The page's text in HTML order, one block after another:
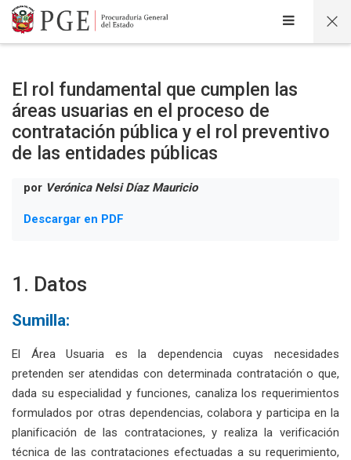
Salta al contenido principal
El rol fundamental que cumplen las
áreas usuarias en el proceso de
contratación pública y el rol preventivo
de las entidades públicas
por Verónica Nelsi Díaz Mauricio
Descargar en PDF
1. Datos
Sumilla:
El Área Usuaria es la dependencia cuyas necesidades
pretenden ser atendidas con determinada contratación o que,
dada su especialidad y funciones, canaliza los requerimientos
formulados por otras dependencias, colabora y participa en la
planificación de las contrataciones, y realiza la verificación
técnica de las contrataciones efectuadas a su requerimiento,